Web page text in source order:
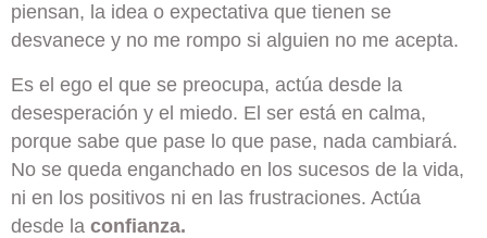
piensan, la idea o expectativa que tienen se
desvanece y no me rompo si alguien no me acepta.
Es el ego el que se preocupa, actúa desde la
desesperación y el miedo. El ser está en calma,
porque sabe que pase lo que pase, nada cambiará.
No se queda enganchado en los sucesos de la vida,
ni en los positivos ni en las frustraciones. Actúa
desde la confianza.